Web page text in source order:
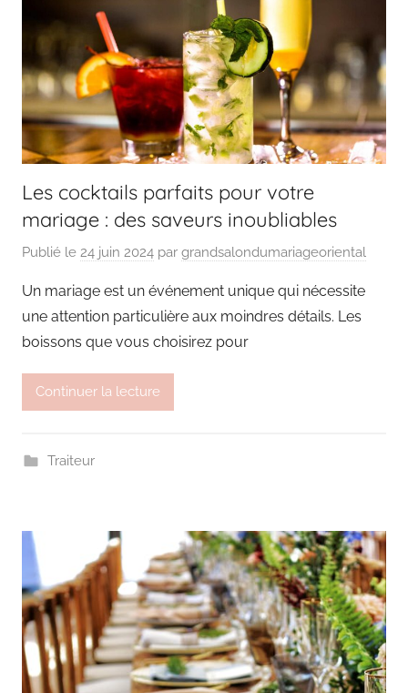
Les cocktails parfaits pour votre
mariage : des saveurs inoubliables
Publié le 24 juin 2024 par grandsalondumariageoriental
Un mariage est un événement unique qui nécessite
une attention particulière aux moindres détails. Les
boissons que vous choisirez pour
Continuer la lecture
Traiteur